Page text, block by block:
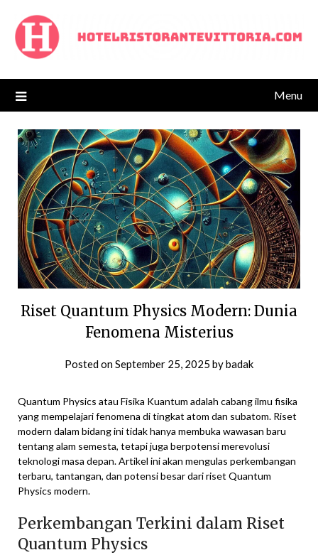
content
Menu
Riset Quantum Physics Modern: Dunia
Fenomena Misterius
Posted onSeptember 25, 2025 bybadak
Quantum Physics atau Fisika Kuantum adalah cabang ilmu fisika
yang mempelajari fenomena di tingkat atom dan subatom. Riset
modern dalam bidang ini tidak hanya membuka wawasan baru
tentang alam semesta, tetapi juga berpotensi merevolusi
teknologi masa depan. Artikel ini akan mengulas perkembangan
terbaru, tantangan, dan potensi besar dari riset Quantum
Physics modern.
Perkembangan Terkini dalam Riset
Quantum Physics